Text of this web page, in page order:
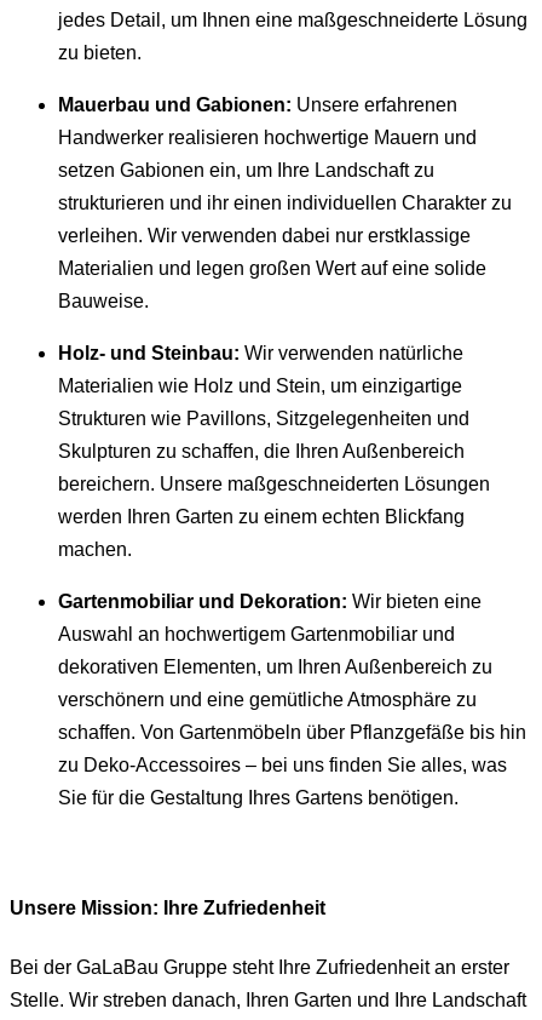
jedes Detail, um Ihnen eine maßgeschneiderte Lösung
zu bieten.
Mauerbau und Gabionen: Unsere erfahrenen
Handwerker realisieren hochwertige Mauern und
setzen Gabionen ein, um Ihre Landschaft zu
strukturieren und ihr einen individuellen Charakter zu
verleihen. Wir verwenden dabei nur erstklassige
Materialien und legen großen Wert auf eine solide
Bauweise.
Holz- und Steinbau: Wir verwenden natürliche
Materialien wie Holz und Stein, um einzigartige
Strukturen wie Pavillons, Sitzgelegenheiten und
Skulpturen zu schaffen, die Ihren Außenbereich
bereichern. Unsere maßgeschneiderten Lösungen
werden Ihren Garten zu einem echten Blickfang
machen.
Gartenmobiliar und Dekoration: Wir bieten eine
Auswahl an hochwertigem Gartenmobiliar und
dekorativen Elementen, um Ihren Außenbereich zu
verschönern und eine gemütliche Atmosphäre zu
schaffen. Von Gartenmöbeln über Pflanzgefäße bis hin
zu Deko-Accessoires – bei uns finden Sie alles, was
Sie für die Gestaltung Ihres Gartens benötigen.
Unsere Mission: Ihre Zufriedenheit
Bei der GaLaBau Gruppe steht Ihre Zufriedenheit an erster
Stelle. Wir streben danach, Ihren Garten und Ihre Landschaft